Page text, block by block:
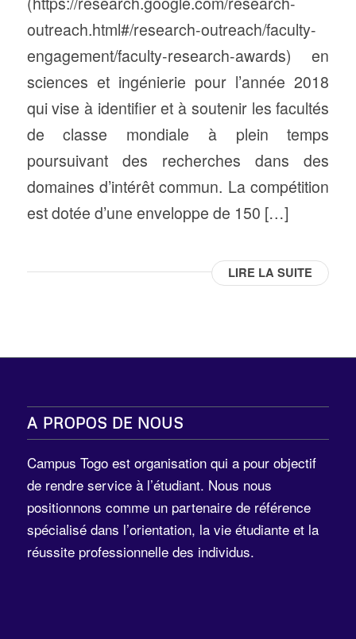
outreach.html#/research-outreach/faculty-
engagement/faculty-research-awards) en
sciences et ingénierie pour l’année 2018
qui vise à identifier et à soutenir les facultés
de classe mondiale à plein temps
poursuivant des recherches dans des
domaines d’intérêt commun. La compétition
est dotée d’une enveloppe de 150 […]
LIRE LA SUITE
A PROPOS DE NOUS
Campus Togo est organisation qui a pour objectif
de rendre service à l’étudiant. Nous nous
positionnons comme un partenaire de référence
spécialisé dans l’orientation, la vie étudiante et la
réussite professionnelle des individus.